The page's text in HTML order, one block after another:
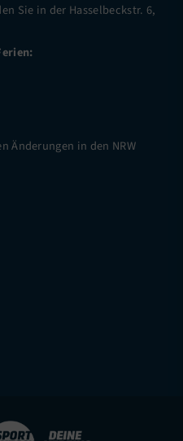
Sie in der Hasselbeckstr. 6,
Änderungen in den NRW